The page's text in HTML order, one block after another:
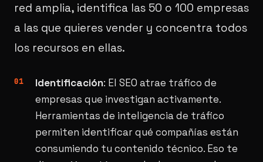
red amplia, identifica las 50 o 100 empresas
a las que quieres vender y concentra todos
los recursos en ellas.
Identificación: El SEO atrae tráfico de
empresas que investigan activamente.
Herramientas de inteligencia de tráfico
permiten identificar qué compañías están
consumiendo tu contenido técnico. Eso te